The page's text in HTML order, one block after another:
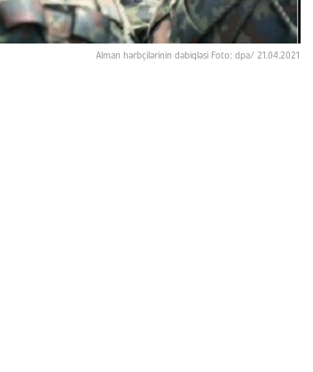
Alman hərbçilərinin dəbiqləsi Foto: dpa/ 21.04.2021